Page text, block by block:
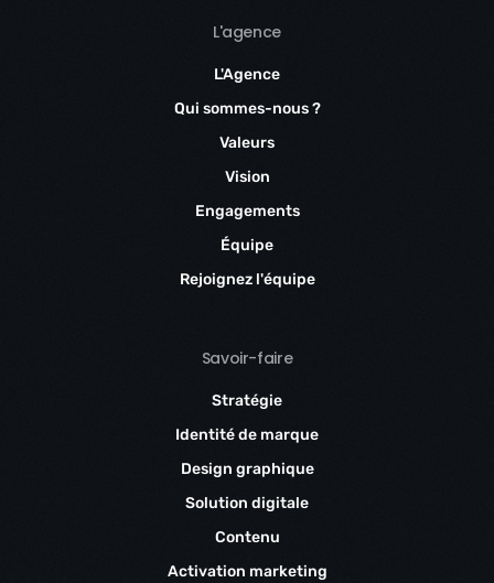
L'agence
L'Agence
Qui sommes-nous ?
Valeurs
Vision
Engagements
Équipe
Rejoignez l'équipe
Savoir-faire
Stratégie
Identité de marque
Design graphique
Solution digitale
Contenu
Activation marketing